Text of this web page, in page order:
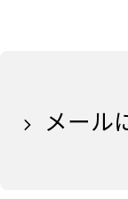
メール